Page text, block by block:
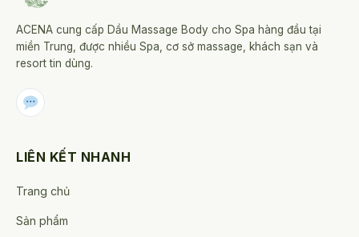
ACENA cung cấp Dầu Massage Body cho Spa hàng đầu tại
miền Trung, được nhiều Spa, cơ sở massage, khách sạn và
resort tin dùng.
LIÊN KẾT NHANH
Trang chủ
Sản phẩm